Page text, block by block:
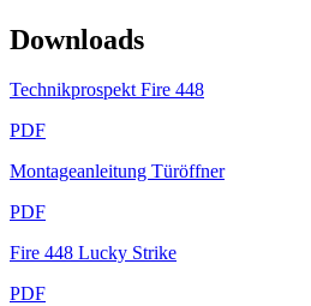
Downloads
Technikprospekt Fire 448
PDF
Montageanleitung Türöffner
PDF
Fire 448 Lucky Strike
PDF